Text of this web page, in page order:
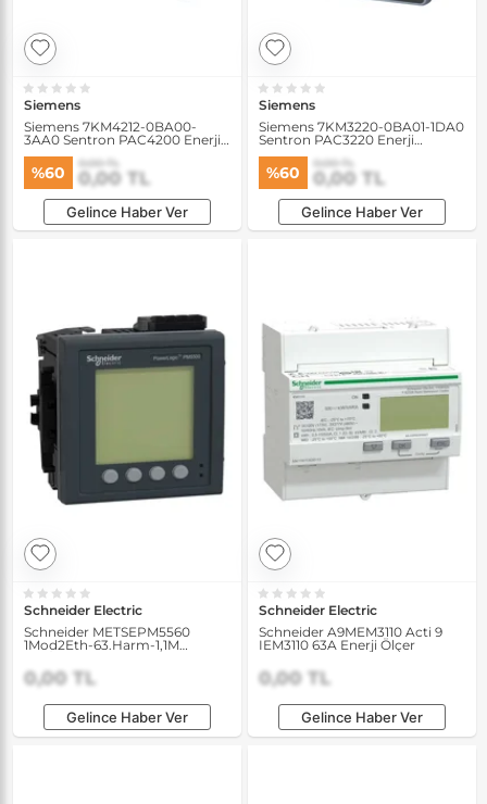
Siemens
Siemens 7KM4212-0BA00-
3AA0 Sentron PAC4200 Enerji
%60 0,00 TL
0,00 TL
Gelince Haber Ver
Siemens
Siemens 7KM3220-0BA01-1DA0
Sentron PAC3220 Enerji
%60 0,00 TL
0,00 TL
Gelince Haber Ver
Schneider Electric
Schneider METSEPM5560
1Mod2Eth-63.Harm-1,1M
0,00 TL
Gelince Haber Ver
Schneider Electric
Schneider A9MEM3110 Acti 9
IEM3110 63A Enerji Ölçer
0,00 TL
Gelince Haber Ver